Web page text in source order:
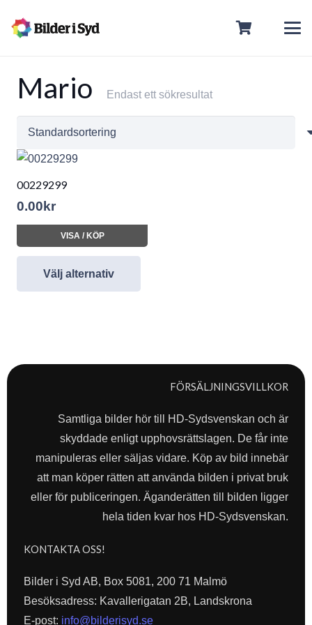
Mario Endast ett sökresultat
00229299
0.00 kr
VISA / KÖP
Välj alternativ
FÖRSÄLJNINGSVILLKOR
Samtliga bilder hör till HD-Sydsvenskan och är
skyddade enligt upphovsrättslagen. De får inte
manipuleras eller säljas vidare. Köp av bild innebär
att man köper rätten att använda bilden i privat bruk
eller för publiceringen. Äganderätten till bilden ligger
hela tiden kvar hos HD-Sydsvenskan.
KONTAKTA OSS!
Bilder i Syd AB, Box 5081, 200 71 Malmö
Besöksadress: Kavallerigatan 2B, Landskrona
E-post: info@bilderisyd.se